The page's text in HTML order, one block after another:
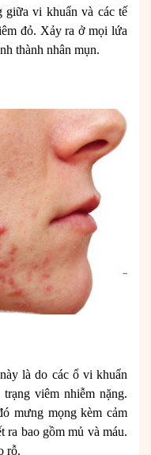
vi khuẩn và các tế
đỏ. Xảy ra ở mọi lứa
thành nhân mụn.
là do các ổ vi khuẩn
viêm nhiễm nặng.
mưng mọng kèm cảm
ra bao gồm mủ và máu.
rỗ.